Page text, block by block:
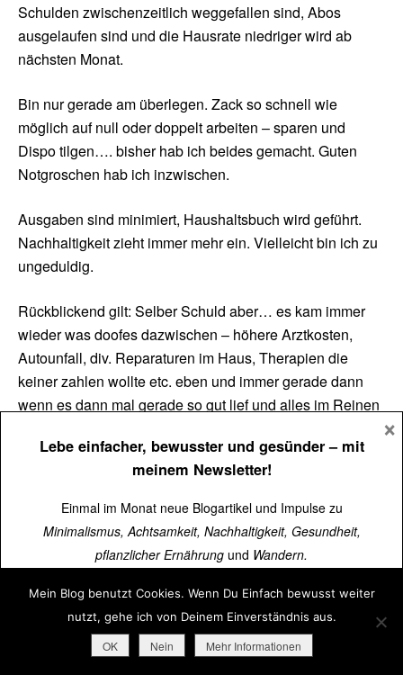
Schulden zwischenzeitlich weggefallen sind, Abos
ausgelaufen sind und die Hausrate niedriger wird ab
nächsten Monat.
Bin nur gerade am überlegen. Zack so schnell wie
möglich auf null oder doppelt arbeiten – sparen und
Dispo tilgen…. bisher hab ich beides gemacht. Guten
Notgroschen hab ich inzwischen.
Ausgaben sind minimiert, Haushaltsbuch wird geführt.
Nachhaltigkeit zieht immer mehr ein. Vielleicht bin ich zu
ungeduldig.
Rückblickend gilt: Selber Schuld aber… es kam immer
wieder was doofes dazwischen – höhere Arztkosten,
Autounfall, div. Reparaturen im Haus, Therapien die
keiner zahlen wollte etc. eben und immer gerade dann
wenn es dann mal gerade so gut lief und alles im Reinen
gebraucht aber wirklich nötig war das auch nocht.
Zeit bis alles greifte und wirkte. Ende 2013 hab ich
angefangen, zögerlich, zaghaft immer mehr und dann
auch mal Tabularasa.
Ursula und Danke für die inspierenden Posts
Mein Blog benutzt Cookies. Wenn Du Einfach bewusst weiter
nutzt, gehe ich von Deinem Einverständnis aus.
OK Nein Mehr Informationen
Lebe einfacher, bewusster und gesünder– mit
meinem Newsletter!
Einmal im Monat neue Blogartikel und Impulse zu
Minimalismus, Achtsamkeit, Nachhaltigkeit, Gesundheit,
pflanzlicher Ernährung und Wandern.
Über15.000 Menschen lesen schon mit.
➜Jetzt kostenlos abonnieren
×